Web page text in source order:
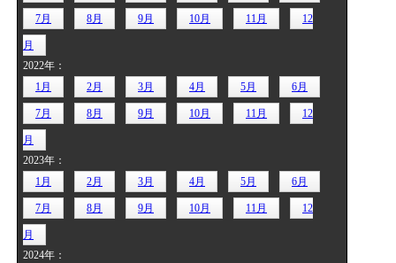
7月 8月 9月 10月 11月 12
月
2022年：
1月
2月 3月 4月 5月 6月
7月 8月 9月 10月 11月 12
月
2023年：
1月
2月 3月 4月 5月 6月
7月 8月 9月 10月 11月 12
月
2024年：